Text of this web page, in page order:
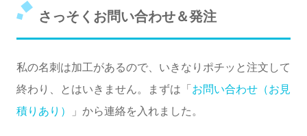
さっそくお問い合わせ＆発注
私の名刺は加工があるので、いきなりポチッと注文して
終わり、とはいきません。まずは「お問い合わせ（お見
積りあり）
」から連絡を入れました。